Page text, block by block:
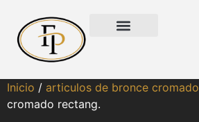
Inicio / articulos de bronce cromado
cromado rectang.